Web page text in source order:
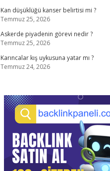
Kan düşüklüğü kanser belirtisi mi ?
Temmuz 25, 2026
Askerde piyadenin görevi nedir ?
Temmuz 25, 2026
Karıncalar kış uykusuna yatar mı ?
Temmuz 24, 2026